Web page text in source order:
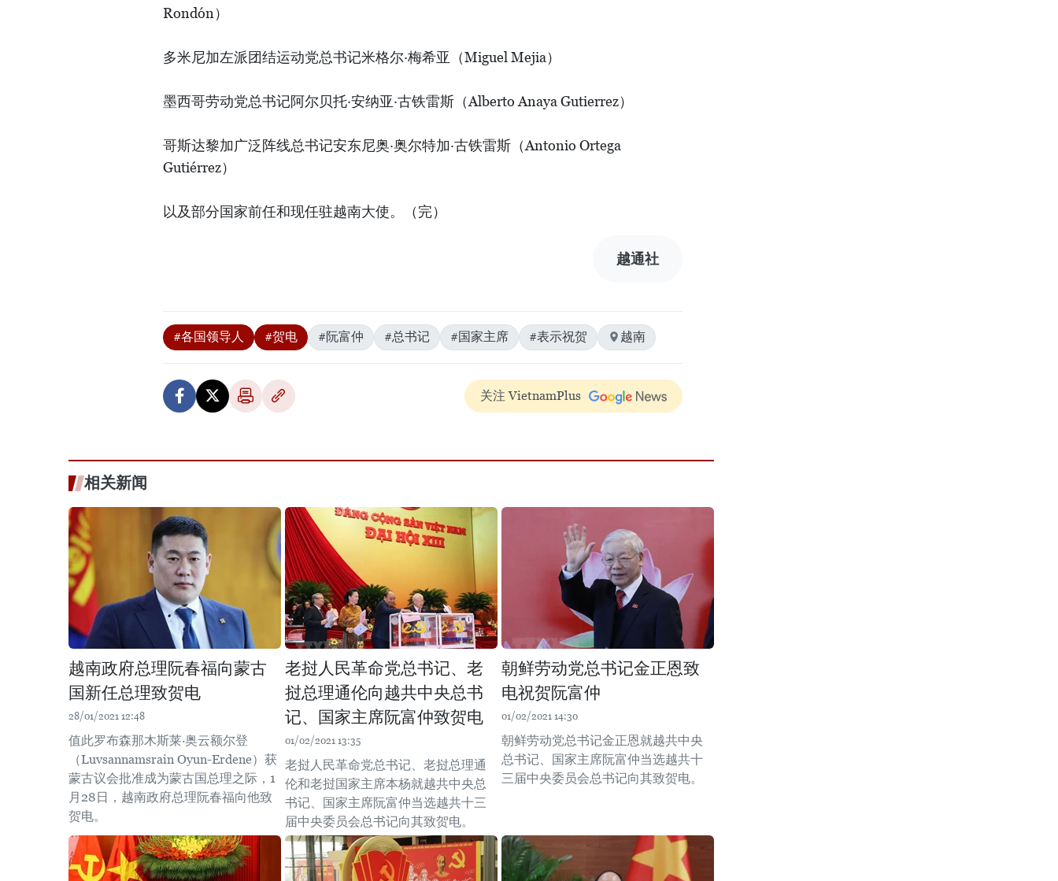
Rondón）
多米尼加左派团结运动党总书记米格尔·梅希亚（Miguel Mejia）
墨西哥劳动党总书记阿尔贝托·安纳亚·古铁雷斯（Alberto Anaya Gutierrez）
哥斯达黎加广泛阵线总书记安东尼奥·奥尔特加·古铁雷斯（Antonio Ortega
Gutiérrez）
以及部分国家前任和现任驻越南大使。（完）
越通社
#各国领导人 #贺电 #阮富仲 #总书记 #国家主席 #表示祝贺 越南
关注 VietnamPlus
相关新闻
越南政府总理阮春福向蒙古
国新任总理致贺电
28/01/2021 12:48
值此罗布森那木斯莱·奥云额尔登
（Luvsannamsrain Oyun-Erdene）获
蒙古议会批准成为蒙古国总理之际，1
月28日，越南政府总理阮春福向他致
贺电。
老挝人民革命党总书记、老
挝总理通伦向越共中央总书
记、国家主席阮富仲致贺电
01/02/2021 13:35
老挝人民革命党总书记、老挝总理通
伦和老挝国家主席本杨就越共中央总
书记、国家主席阮富仲当选越共十三
届中央委员会总书记向其致贺电。
朝鲜劳动党总书记金正恩致
电祝贺阮富仲
01/02/2021 14:30
朝鲜劳动党总书记金正恩就越共中央
总书记、国家主席阮富仲当选越共十
三届中央委员会总书记向其致贺电。